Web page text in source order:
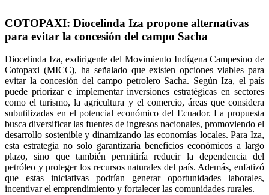
COTOPAXI: Diocelinda Iza propone alternativas
para evitar la concesión del campo Sacha
Diocelinda Iza, exdirigente del Movimiento Indígena Campesino de
Cotopaxi (MICC), ha señalado que existen opciones viables para
evitar la concesión del campo petrolero Sacha. Según Iza, el país
puede priorizar e implementar inversiones estratégicas en sectores
como el turismo, la agricultura y el comercio, áreas que considera
subutilizadas en el potencial económico del Ecuador. La propuesta
busca diversificar las fuentes de ingresos nacionales, promoviendo el
desarrollo sostenible y dinamizando las economías locales. Para Iza,
esta estrategia no solo garantizaría beneficios económicos a largo
plazo, sino que también permitiría reducir la dependencia del
petróleo y proteger los recursos naturales del país. Además, enfatizó
que estas iniciativas podrían generar oportunidades laborales,
incentivar el emprendimiento y fortalecer las comunidades rurales.